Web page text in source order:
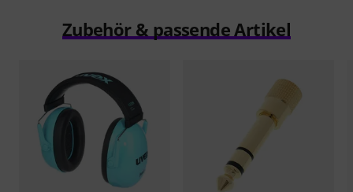
Zubehör & passende Artikel